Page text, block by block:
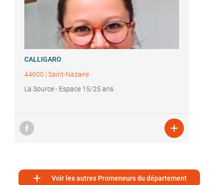
CALLIGARO
44600 | Saint-Nazaire
La Source - Espace 15/25 ans

 Voir les autres Promeneurs du département